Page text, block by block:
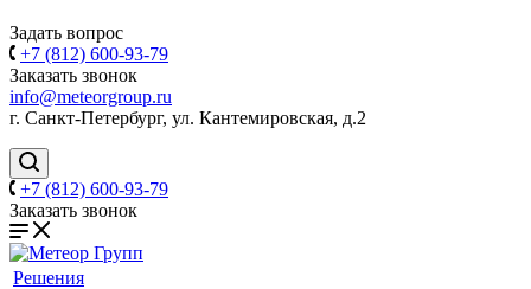
Задать вопрос
+7 (812) 600-93-79
Заказать звонок
info@meteorgroup.ru
г. Санкт-Петербург, ул. Кантемировская, д.2
+7 (812) 600-93-79
Заказать звонок
Решения